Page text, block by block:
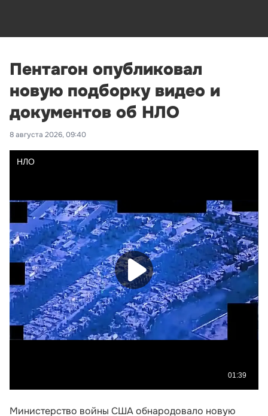
Пентагон опубликовал
новую подборку видео и
документов об НЛО
8 августа 2026, 09:40
Министерство войны США обнародовало новую